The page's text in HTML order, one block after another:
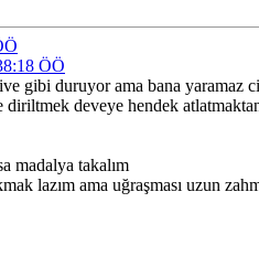
ÖÖ
gibi duruyor ama bana yaramaz
deveye hendek
madalya takalım
lazım ama uğraşması uzun